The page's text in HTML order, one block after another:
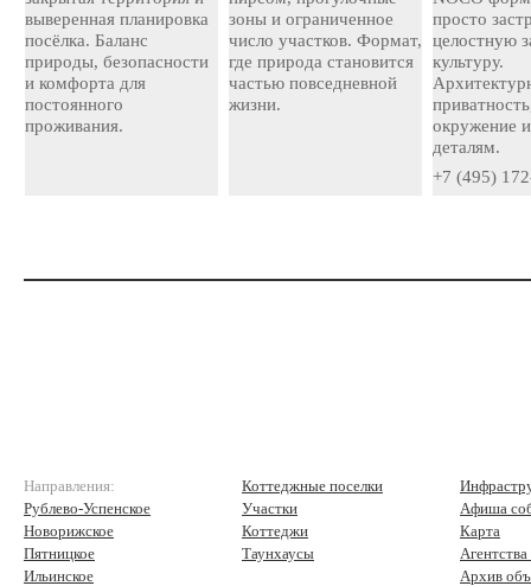
выверенная планировка
посёлка. Баланс
природы, безопасности
и комфорта для
постоянного
проживания.
зоны и ограниченное
число участков. Формат,
где природа становится
частью повседневной
жизни.
просто
целостную
культуру.
окружение
деталям.
+7 (495)
Направления:
Рублево-Успенское
Новорижское
Пятницкое
Ильинское
Коттеджные поселки
Участки
Коттеджи
Таунхаусы
Афиша
Карта
Архив